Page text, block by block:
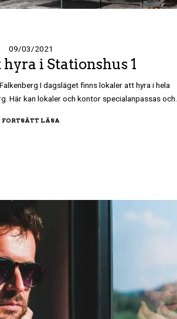
09/03/2021
i Stationshus 1
I dagsläget finns lokaler att hyra i hela
Här kan lokaler och kontor specialanpassas och…
FORTSÄTT LÄSA